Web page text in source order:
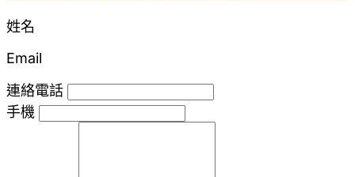
姓名
Email
連絡電話
手機